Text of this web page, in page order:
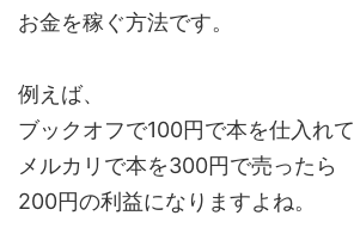
お金を稼ぐ方法です。
例えば、
ブックオフで100円で本を仕入れて
メルカリで本を300円で売ったら
200円の利益になりますよね。